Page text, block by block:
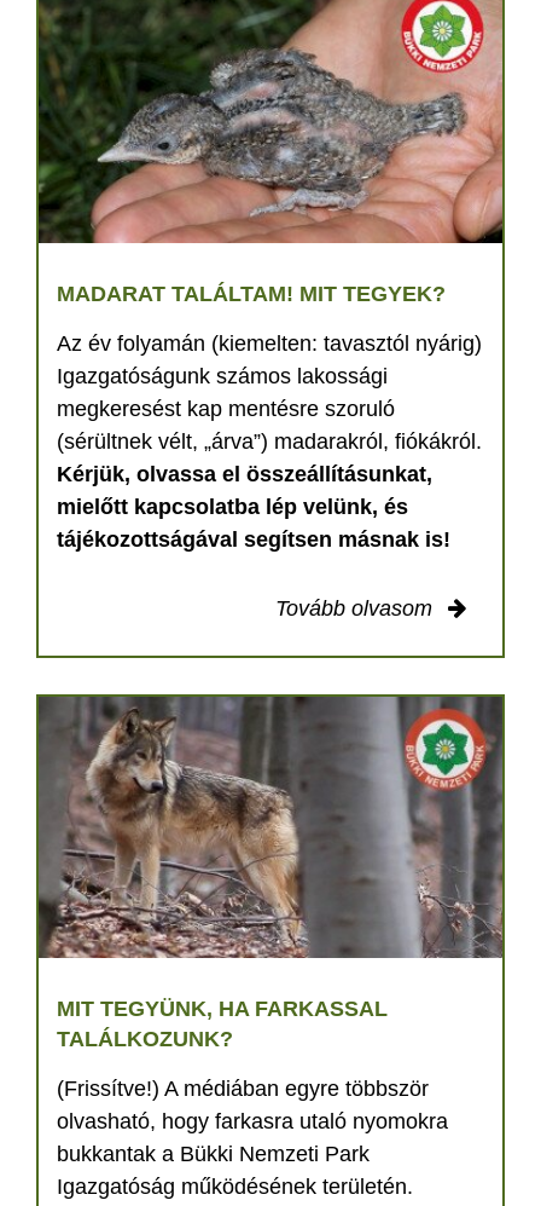
MADARAT TALÁLTAM! MIT TEGYEK?
Az év folyamán (kiemelten: tavasztól nyárig)
Igazgatóságunk számos lakossági
megkeresést kap mentésre szoruló
(sérültnek vélt, „árva”) madarakról, fiókákról.
Kérjük, olvassa el összeállításunkat,
mielőtt kapcsolatba lép velünk, és
tájékozottságával segítsen másnak is!
Tovább olvasom
MIT TEGYÜNK, HA FARKASSAL
TALÁLKOZUNK?
(Frissítve!) A médiában egyre többször
olvasható, hogy farkasra utaló nyomokra
bukkantak a Bükki Nemzeti Park
Igazgatóság működésének területén.